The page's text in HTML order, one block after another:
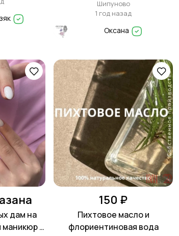
Шипуново
1 год назад
Оксана
дам на
маникюр и
150 ₽
Пихтовое масло и
флориентиновая вода